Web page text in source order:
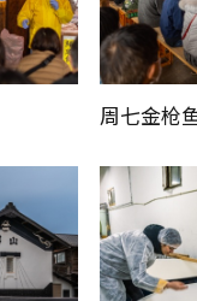
周七金枪